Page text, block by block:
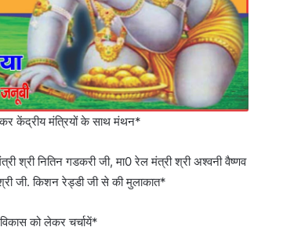
केंद्रीय मंत्रियों के साथ मंथन*
श्री नितिन गडकरी जी, मा0 रेल मंत्री श्री अश्वनी वैष्णव
जी. किशन रेड्डी जी से की मुलाकात*
को लेकर चर्चायें*